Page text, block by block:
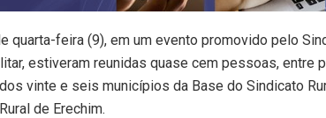
quarta-feira (9), em um evento promovido pelo
estiveram reunidas quase cem pessoas, entre
vinte e seis municípios da Base do Sindicato
de Erechim.